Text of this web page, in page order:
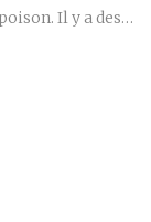
Il y a des…